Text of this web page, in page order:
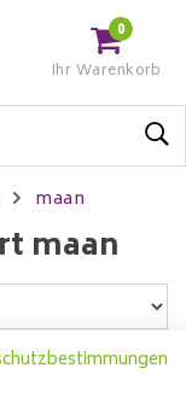
0
Ihr Warenkorb
maan
maan